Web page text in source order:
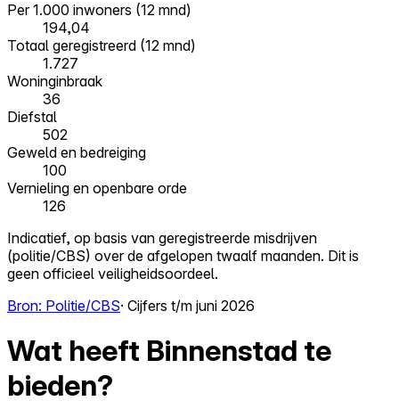
Per 1.000 inwoners (12 mnd)
194,04
Totaal geregistreerd (12 mnd)
1.727
Woninginbraak
36
Diefstal
502
Geweld en bedreiging
100
Vernieling en openbare orde
126
Indicatief, op basis van geregistreerde misdrijven
(politie/CBS) over de afgelopen twaalf maanden. Dit is
geen officieel veiligheidsoordeel.
Bron: Politie/CBS· Cijfers t/m juni 2026
Wat heeft Binnenstad te
bieden?